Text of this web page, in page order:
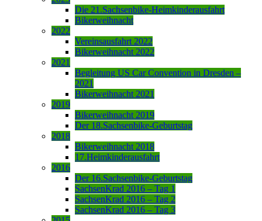
Die 21.Sachsenbike-Heimkinderausfahrt
Bikerweihnacht
2022
Vereinsausfahrt 2022
Bikerweihnacht 2022
2021
Begleitung US Car Convention in Dresden –
2021
Bikerweihnacht 2021
2019
Bikerweihnacht 2019
Der 18.Sachsenbike-Geburtstag
2018
Bikerweihnacht 2018
17.Heimkinderausfahrt
2016
Der 16.Sachsenbike-Geburtstag
SachsenKrad 2016 – Tag 1
SachsenKrad 2016 – Tag 2
SachsenKrad 2016 – Tag 3